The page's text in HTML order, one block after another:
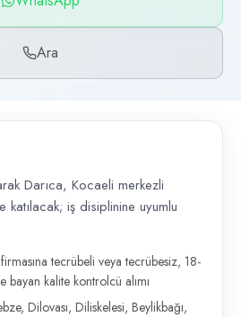
Ara
Darıca, Kocaeli merkezli
katılacak; iş disiplinine uyumlu
tecrübeli veya tecrübesiz, 18-
bayan kalite kontrolcü alımı
Dilovası, Diliskelesi, Beylikbağı,